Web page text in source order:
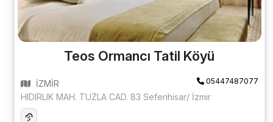
Teos Ormancı Tatil Köyü
İZMİR 05447487077
HIDIRLIK MAH. TUZLA CAD. 83 Seferihisar/ İzmir